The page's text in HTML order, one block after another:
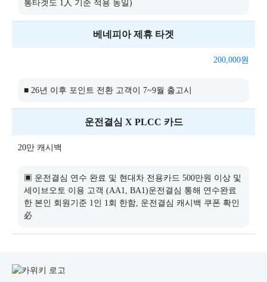
통타겟도 1人 기준 적용 동일)
베네피아 제휴 타겟
200,000원
■ 26년 이후 포인트 전환 고객이 7~9월 출고시
운전결심 X PLCC 카드
20만 캐시백
▣ 운전결심 연수 완료 및 현대차 전용카드 500만원 이상 및
세이브오토 이용 고객 (AA1, BA1)운전결심 통해 연수완료
한 본인 회원기준 1인 1회 한함, 운전결심 캐시백 쿠폰 확인
必